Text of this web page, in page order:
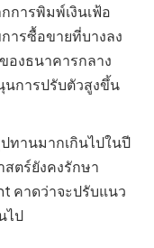
การพิมพ์เงินเฟ้อ
ารซื้อขายที่บางลง
องธนาคารกลาง
การปรับตัวสูงขึ้น
ทานมากเกินไปในปี
ตร์ยังคงรักษา
คาดว่าจะปรับแนว
ไป